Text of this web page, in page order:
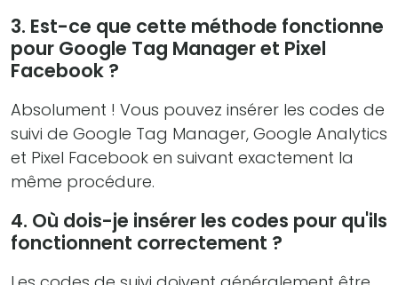
3. Est-ce que cette méthode fonctionne
pour Google Tag Manager et Pixel
Facebook ?
Absolument ! Vous pouvez insérer les codes de
suivi de Google Tag Manager, Google Analytics
et Pixel Facebook en suivant exactement la
même procédure.
4. Où dois-je insérer les codes pour qu'ils
fonctionnent correctement ?